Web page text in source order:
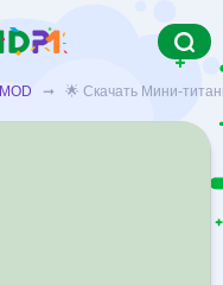
MOD ➞ 🌟 Скачать Мини-